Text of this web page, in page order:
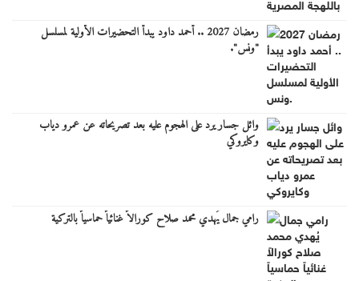
رمضان 2027 .. أحمد داود يبدأ التحضيرات الأولية لمسلسل
"ونس".
وائل جسار يرد على الهجوم عليه بعد تصريحاته عن عمرو دياب
وكايروكي
رامي جمال يُهدي محمد صلاح كورالاً غنائياً حماسياً بالتركية